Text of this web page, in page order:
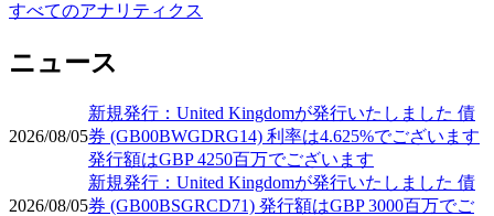
すべてのアナリティクス
ニュース
2026/08/05
新規発行：United Kingdomが発行いたしました 債
券 (GB00BWGDRG14) 利率は4.625%でございます
発行額はGBP 4250百万でございます
2026/08/05
新規発行：United Kingdomが発行いたしました 債
券 (GB00BSGRCD71) 発行額はGBP 3000百万でご